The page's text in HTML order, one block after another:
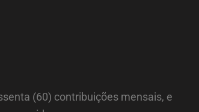
(60) contribuições mensais, e